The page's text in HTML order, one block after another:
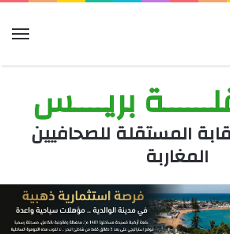
بريــــس
المستقلة للصحافيين
المغاربة